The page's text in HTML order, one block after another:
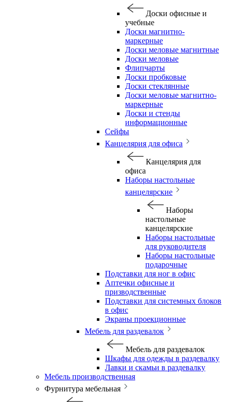
Доски офисные и
учебные
Доски магнитно-
маркерные
Доски меловые магнитные
Доски меловые
Флипчарты
Доски пробковые
Доски стеклянные
Доски меловые магнитно-
маркерные
Доски и стенды
информационные
Сейфы
Канцелярия для офиса
Канцелярия для
офиса
Наборы настольные
канцелярские
Наборы
настольные
канцелярские
Наборы настольные
для руководителя
Наборы настольные
подарочные
Подставки для ног в офис
Аптечки офисные и
призводственные
Подставки для системных блоков
в офис
Экраны проекционные
Мебель для раздевалок
Мебель для раздевалок
Шкафы для одежды в раздевалку
Лавки и скамьи в раздевалку
Мебель производственная
Фурнитура мебельная